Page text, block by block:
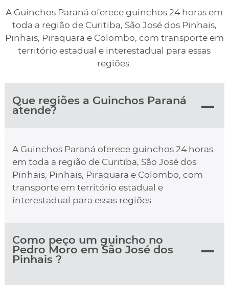
A Guinchos Paraná oferece guinchos 24 horas em
toda a região de Curitiba, São José dos Pinhais,
Pinhais, Piraquara e Colombo, com transporte em
território estadual e interestadual para essas
regiões.
Que regiões a Guinchos Paraná
atende?
A Guinchos Paraná oferece guinchos 24 horas
em toda a região de Curitiba, São José dos
Pinhais, Pinhais, Piraquara e Colombo, com
transporte em território estadual e
interestadual para essas regiões.
Como peço um guincho no
Pedro Moro em São José dos
Pinhais ?